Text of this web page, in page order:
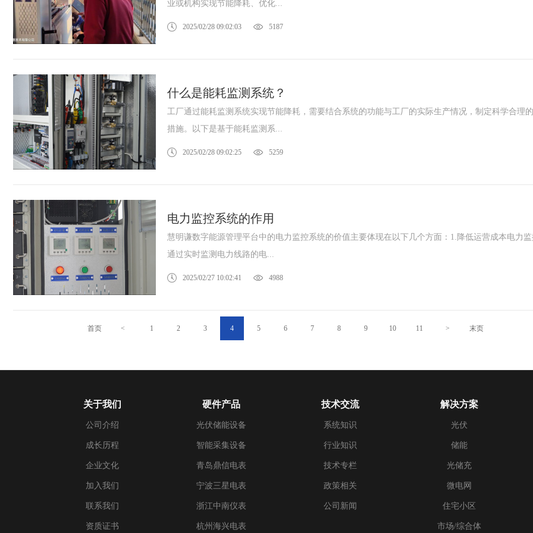
业或机构实现节能降耗、优化...
2025/02/28 09:02:03 5187
什么是能耗监测系统？
工厂通过能耗监测系统实现节能降耗，需要结合系统的功能与工厂的实际生产情况，制定科学合理
措施。以下是基于能耗监测系...
2025/02/28 09:02:25 5259
电力监控系统的作用
慧明谦数字能源管理平台中的电力监控系统的价值主要体现在以下几个方面：1.降低运营成本电力
通过实时监测电力线路的电...
2025/02/27 10:02:41 4988
首页 < 1 2 3 4 5 6 7 8 9 10 11 > 末页
关于我们
公司介绍
成长历程
企业文化
加入我们
联系我们
资质证书
硬件产品
光伏储能设备
智能采集设备
青岛鼎信电表
宁波三星电表
浙江中南仪表
杭州海兴电表
技术交流
系统知识
行业知识
技术专栏
政策相关
公司新闻
解决方案
光伏
储能
光储充
微电网
住宅小区
市场/综合体